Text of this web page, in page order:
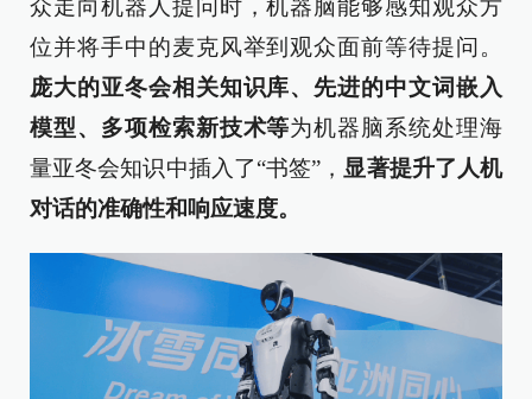
众走向机器人提问时，机器脑能够感知观众方
位并将手中的麦克风举到观众面前等待提问。
庞大的亚冬会相关知识库、先进的中文词嵌入
模型、多项检索新技术等为机器脑系统处理海
量亚冬会知识中插入了“书签”， 显著提升了人机
对话的准确性和响应速度。